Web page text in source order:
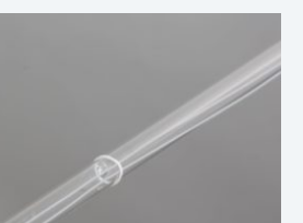
Service
Underhållstips